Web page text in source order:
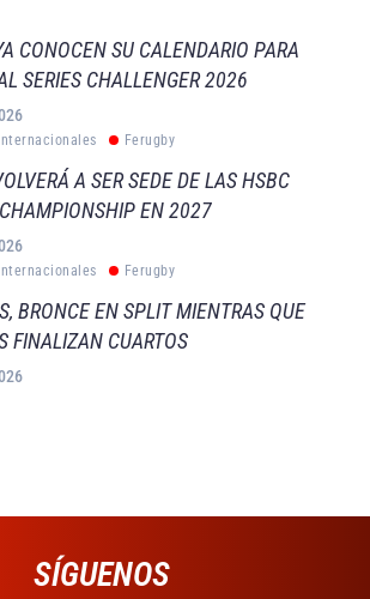
CONOCEN SU CALENDARIO PARA
SERIES CHALLENGER 2026
Ferugby
A SER SEDE DE LAS HSBC
EN 2027
Ferugby
BRONCE EN SPLIT MIENTRAS QUE
FINALIZAN CUARTOS
SÍGUENOS